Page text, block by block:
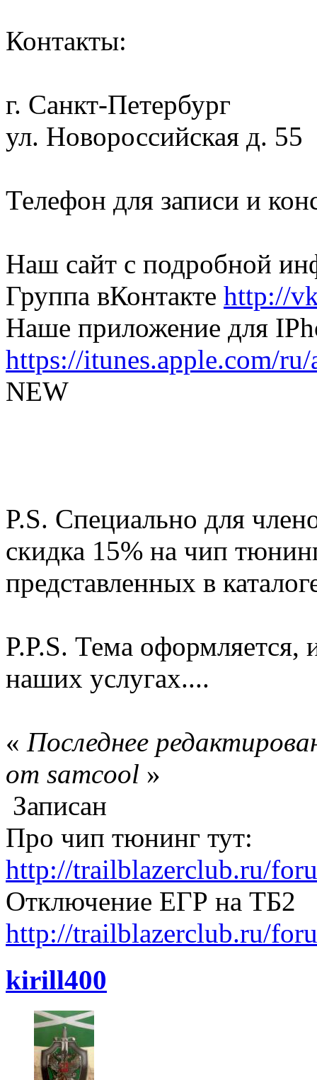
Контакты:
г. Санкт-Петербург
ул. Новороссийская д. 55
Телефон для записи и
Наш сайт с подробной
Группа вКонтакте http://
Наше приложение для
https://itunes.apple.com/
NEW
P.S. Специально для
скидка 15% на чип
представленных в
P.P.S. Тема
наших услугах....
« Последнее
от samcool »
Записан
Про чип тюнинг тут:
http://trailblazerclub.ru/
Отключение ЕГР на ТБ2
http://trailblazerclub.ru/
kirill400